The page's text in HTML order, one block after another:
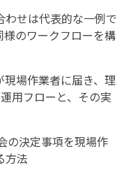
せは代表的な一例で
のワークフローを構
場作業者に届き、理
用フローと、その実
の決定事項を現場作
方法